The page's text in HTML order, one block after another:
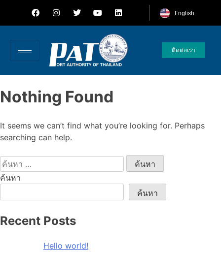
English
ติดต่อเรา
Nothing Found
It seems we can’t find what you’re looking for. Perhaps
searching can help.
ค้นหา
ค้นหา
Recent Posts
Hello world!